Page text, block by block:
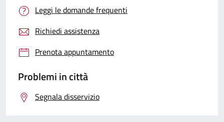
Leggi le domande frequenti
Richiedi assistenza
Prenota appuntamento
Problemi in città
Segnala disservizio